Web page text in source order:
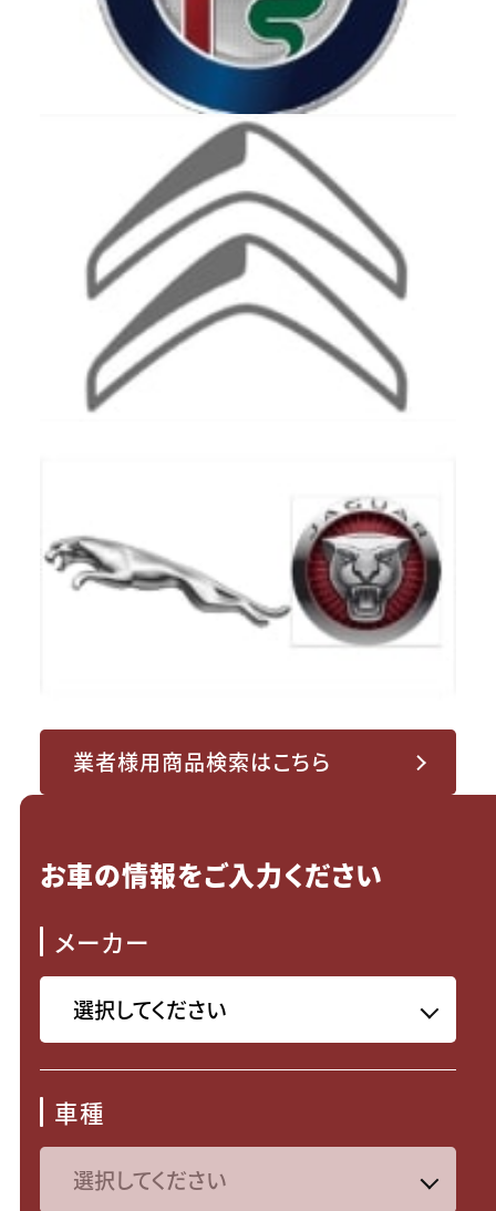
業者様用商品検索はこちら
お車の情報をご入力ください
メーカー
車種